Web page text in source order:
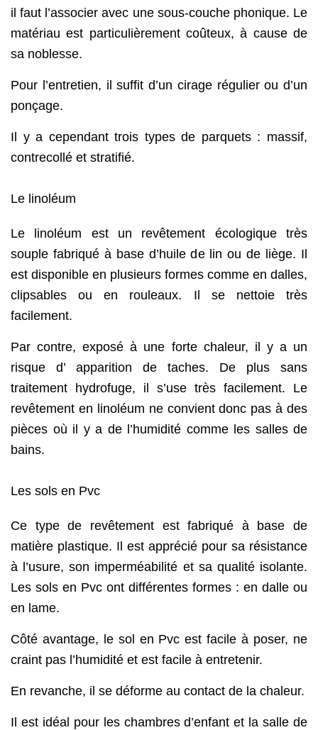
il faut l’associer avec une sous-couche phonique. Le
matériau est particulièrement coûteux, à cause de
sa noblesse.
Pour l’entretien, il suffit d’un cirage régulier ou d’un
ponçage.
Il y a cependant trois types de parquets : massif,
contrecollé et stratifié.
Le linoléum
Le linoléum est un revêtement écologique très
souple fabriqué à base d’huile de lin ou de liège. Il
est disponible en plusieurs formes comme en dalles,
clipsables ou en rouleaux. Il se nettoie très
facilement.
Par contre, exposé à une forte chaleur, il y a un
risque d’ apparition de taches. De plus sans
traitement hydrofuge, il s’use très facilement. Le
revêtement en linoléum ne convient donc pas à des
pièces où il y a de l’humidité comme les salles de
bains.
Les sols en Pvc
Ce type de revêtement est fabriqué à base de
matière plastique. Il est apprécié pour sa résistance
à l’usure, son imperméabilité et sa qualité isolante.
Les sols en Pvc ont différentes formes : en dalle ou
en lame.
Côté avantage, le sol en Pvc est facile à poser, ne
craint pas l’humidité et est facile à entretenir.
En revanche, il se déforme au contact de la chaleur.
Il est idéal pour les chambres d’enfant et la salle de